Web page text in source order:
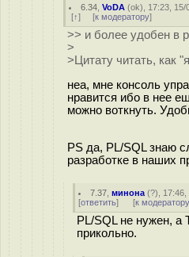
6.34 ,VoDA (ok), 17:23, 15/
[↑] [к модератору]
>> и более удобен в
>
>Цитату читать, как
неа, мне консоль
нравится ибо в нее
можно воткнуть.
PS да, PL/SQL знаю
разработке в наших
7.37 ,минона (?), 17:46,
[ответить] [к модератору
PL/SQL не нужен, а
прикольно.